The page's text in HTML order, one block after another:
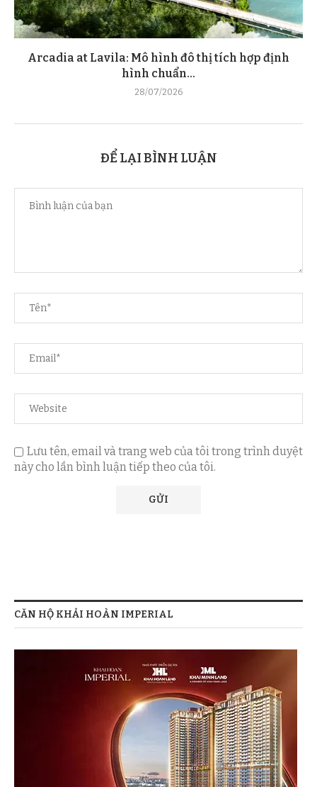
Arcadia at Lavila: Mô hình đô thị tích hợp định
hình chuẩn...
28/07/2026
ĐỂ LẠI BÌNH LUẬN
Lưu tên, email và trang web của tôi trong trình duyệt
này cho lần bình luận tiếp theo của tôi.
CĂN HỘ KHẢI HOÀN IMPERIAL